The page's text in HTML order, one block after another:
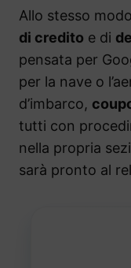
Allo stesso
di credito e di
pensata per
per la nave o
d’imbarco,
tutti con
nella propria
sarà pronto al